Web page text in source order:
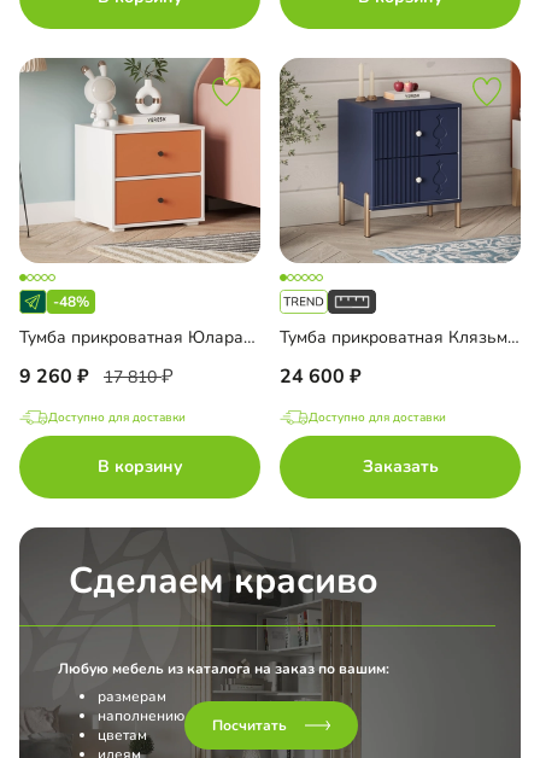
-48%
Тумба прикроватная Юлара-3Н
9 260 17 810
Доступно для доставки
В корзину
Тумба прикроватная Клязьма-1
24 600
Доступно для доставки
Заказать
Сделаем красиво
Любую мебель из каталога на заказ по вашим:
размерам
наполнению
цветам
Посчитать